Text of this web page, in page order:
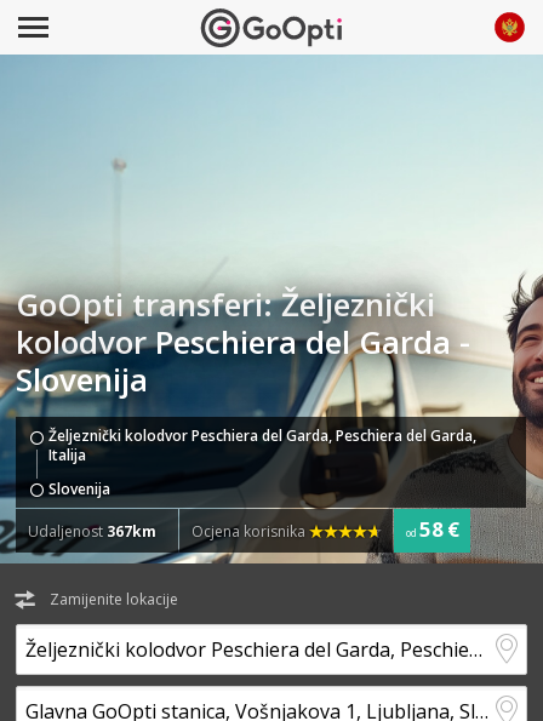
GoOpti transferi: Željeznički
kolodvor Peschiera del Garda -
Slovenija
Željeznički kolodvor Peschiera del Garda, Peschiera del Garda,
Italija
Slovenija
Udaljenost 367km Ocjena korisnika od 58 €
Zamijenite lokacije